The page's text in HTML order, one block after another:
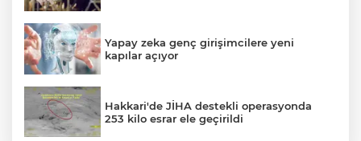
Yapay zeka genç girişimcilere yeni
kapılar açıyor
Hakkari'de JİHA destekli operasyonda
253 kilo esrar ele geçirildi